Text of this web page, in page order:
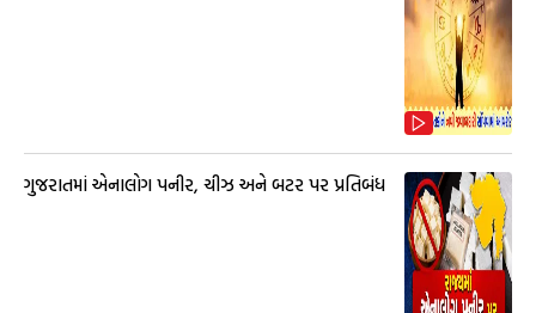
ગુજરાતમાં એનાલોગ પનીર, ચીઝ અને બટર પર પ્રતિબંધ